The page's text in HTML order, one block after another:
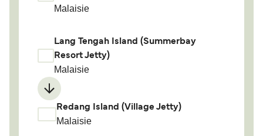
Malaisie
Lang Tengah Island (Summerbay
Resort Jetty)
Malaisie
Redang Island (Village Jetty)
Malaisie